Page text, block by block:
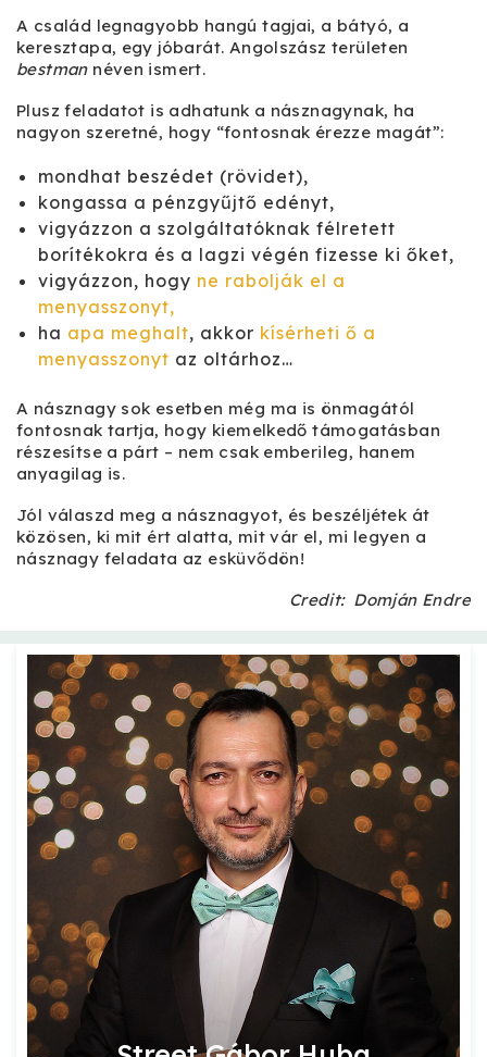
A család legnagyobb hangú tagjai, a bátyó, a
keresztapa, egy jóbarát. Angolszász területen
bestmannéven ismert.
Plusz feladatot is adhatunk a násznagynak, ha
nagyon szeretné, hogy “fontosnak érezze magát”:
mondhat beszédet (rövidet),
kongassa a pénzgyűjtő edényt,
vigyázzon a szolgáltatóknak félretett
borítékokra és a lagzi végén fizesse ki őket,
vigyázzon, hogy ne rabolják el a
menyasszonyt,
ha apa meghalt, akkor kísérheti ő a
menyasszonyt az oltárhoz…
A násznagy sok esetben még ma is önmagától
fontosnak tartja, hogy kiemelkedő támogatásban
részesítse a párt – nem csak emberileg, hanem
anyagilag is.
Jól válaszd meg a násznagyot, és beszéljétek át
közösen, ki mit ért alatta, mit vár el, mi legyen a
násznagy feladata az esküvődön!
Credit: Domján Endre